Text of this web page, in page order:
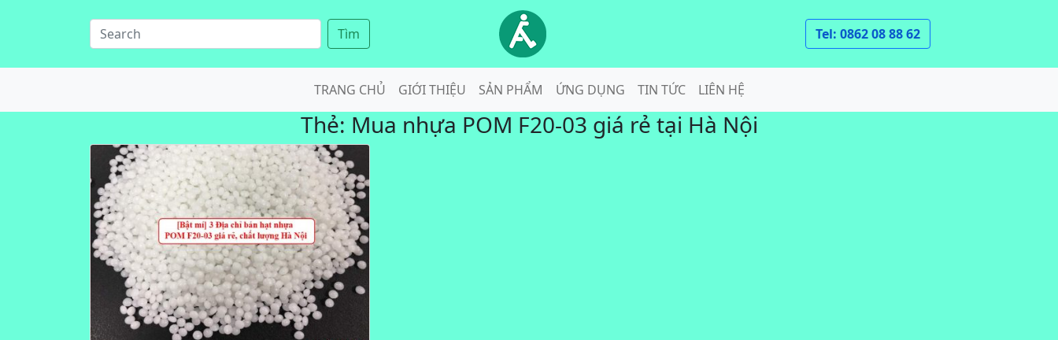
Tìm Tel: 0862 08 88 62
TRANG CHỦ GIỚI THIỆU SẢN PHẨM ỨNG DỤNG TIN TỨC LIÊN HỆ
Thẻ: Mua nhựa POM F20-03 giá rẻ tại Hà Nội